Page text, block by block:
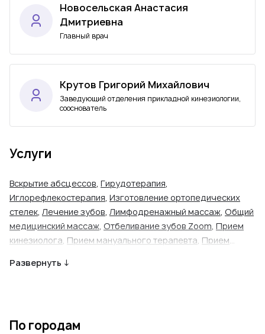
Новосельская Анастасия
Дмитриевна
Главный врач
Крутов Григорий Михайлович
Заведующий отделения прикладной кинезиологии,
сооснователь
Услуги
Вскрытие абсцессов, Гирудотерапия,
Иглорефлекостерапия, Изготовление ортопедических
стелек, Лечение зубов, Лимфодренажный массаж, Общий
медицинский массаж, Отбеливание зубов Zoom, Прием
кинезиолога, Прием мануального терапевта, Прием
Прием стоматолога-пародонтолога
Фторирование зубов
Развернуть ↓
По городам